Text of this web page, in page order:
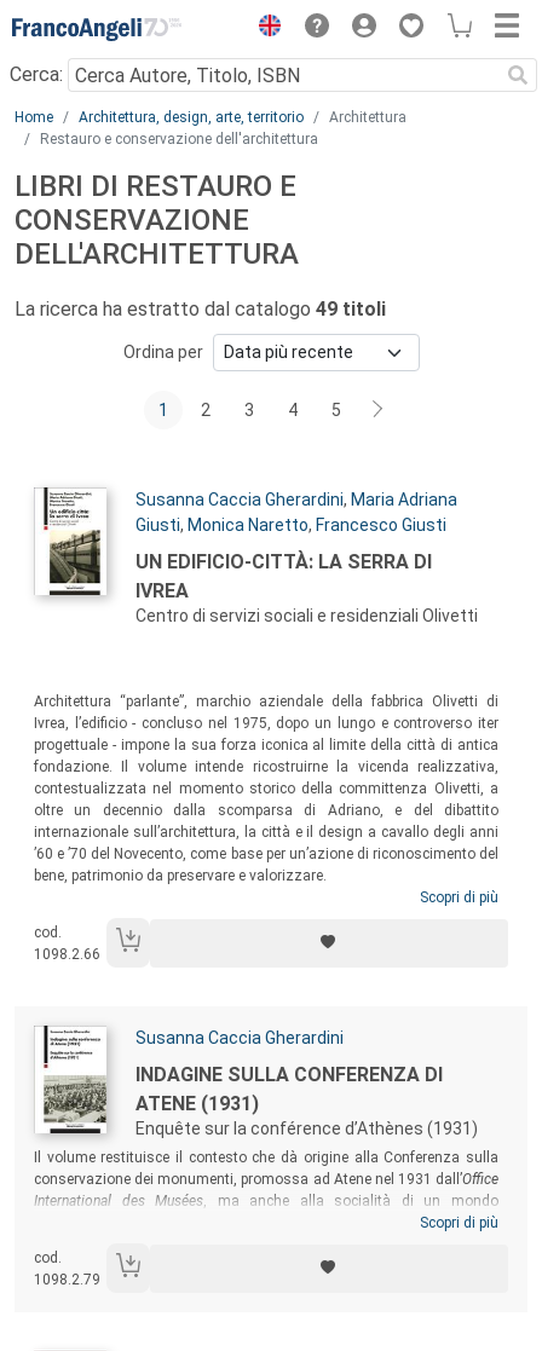
Menu
Cerca:
Main content
Home Architettura, design, arte, territorio
Architettura
Restauro e conservazione dell'architettura
LIBRI DI RESTAURO E
CONSERVAZIONE
DELL'ARCHITETTURA
La ricerca ha estratto dal catalogo 49 titoli
Ordina per
1 2 3 4 5
Autori:
Susanna Caccia Gherardini, Maria Adriana
Giusti, Monica Naretto, Francesco Giusti
Titolo:
UN EDIFICIO-CITTÀ: LA SERRA DI
IVREA
Centro di servizi sociali e residenziali Olivetti
Architettura “parlante”, marchio aziendale della fabbrica Olivetti di
Ivrea, l’edificio - concluso nel 1975, dopo un lungo e controverso iter
progettuale - impone la sua forza iconica al limite della città di antica
fondazione. Il volume intende ricostruirne la vicenda realizzativa,
contestualizzata nel momento storico della committenza Olivetti, a
oltre un decennio dalla scomparsa di Adriano, e del dibattito
internazionale sull’architettura, la città e il design a cavallo degli anni
’60 e ’70 del Novecento, come base per un’azione di riconoscimento del
bene, patrimonio da preservare e valorizzare.
Scopri di più
cod.
1098.2.66
Autori:
Susanna Caccia Gherardini
Titolo:
INDAGINE SULLA CONFERENZA DI
ATENE (1931)
Enquête sur la conférence d’Athènes (1931)
Sommario:
Il volume restituisce il contesto che dà origine alla Conferenza sulla
conservazione dei monumenti, promossa ad Atene nel 1931 dall’Office
International des Musées, ma anche alla socialità di un mondo
volutamente di élite che ruota intorno alla Società delle Nazioni e alle
la trascrizione integrale dei contributi pubblicati due anni dopo, è
l’occasione per sfatare una falsa credenza, che ha trasformato un
Scopri di più
cod.
1098.2.79